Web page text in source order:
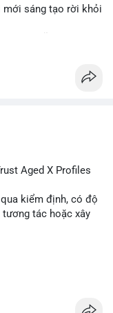
mới sáng tạo rời khỏi
#blockchain
Aged X Profiles
kiểm định, có độ
tác hoặc xây